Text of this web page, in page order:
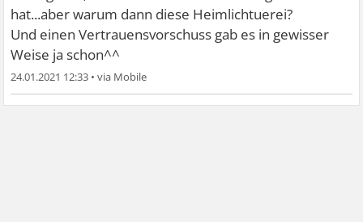
hat...aber warum dann diese Heimlichtuerei?
Und einen Vertrauensvorschuss gab es in gewisser
Weise ja schon^^
24.01.2021 12:33 •